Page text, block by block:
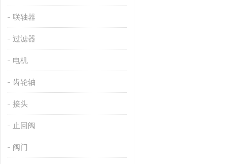
联轴器
过滤器
电机
齿轮轴
接头
止回阀
阀门